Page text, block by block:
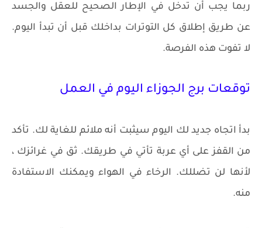
ربما يجب أن تدخل في الإطار الصحيح للعقل والجسد
عن طريق إطلاق كل التوترات بداخلك قبل أن تبدأ اليوم.
لا تفوت هذه الفرصة.
توقعات برج الجوزاء اليوم في العمل
بدأ اتجاه جديد لك اليوم سيثبت أنه ملائم للغاية لك. تأكد
من القفز على أي عربة تأتي في طريقك. ثق في غرائزك ،
لأنها لن تضللك. الرخاء في الهواء ويمكنك الاستفادة
منه.